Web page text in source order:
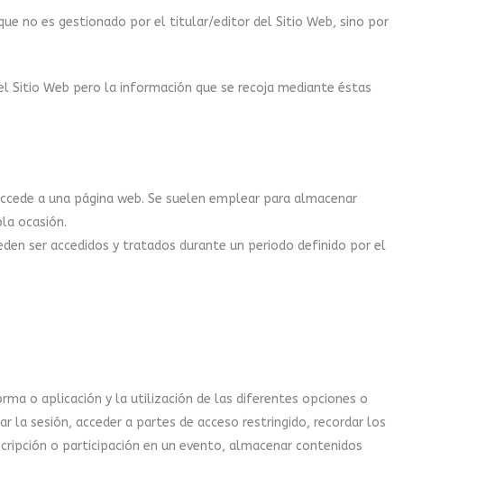
no es gestionado por el titular/editor del Sitio Web, sino por
Sitio Web pero la información que se recoja mediante éstas
a una página web. Se suelen emplear para almacenar
ocasión.
ser accedidos y tratados durante un periodo definido por el
o aplicación y la utilización de las diferentes opciones o
sesión, acceder a partes de acceso restringido, recordar los
o participación en un evento, almacenar contenidos